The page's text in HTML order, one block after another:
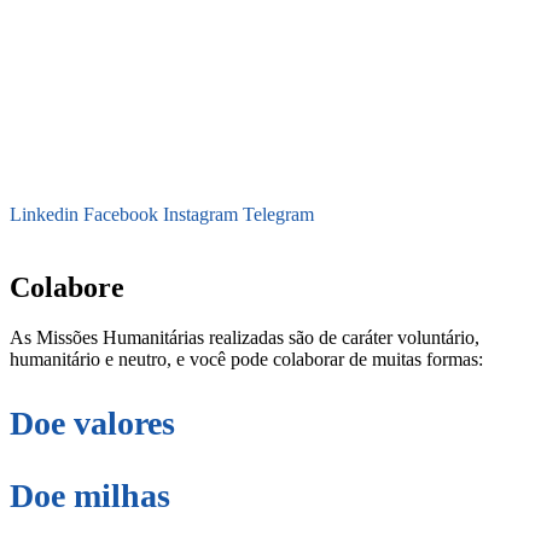
Linkedin Facebook Instagram Telegram
Colabore
As Missões Humanitárias realizadas são de caráter voluntário,
humanitário e neutro, e você pode colaborar de muitas formas:
Doe valores
Doe milhas